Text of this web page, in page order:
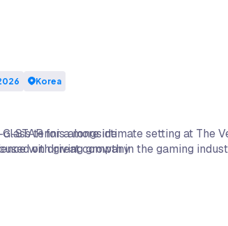
tennis alongside
with great company
Korea
STAR for a more intimate setting at The
on driving growth in the gaming